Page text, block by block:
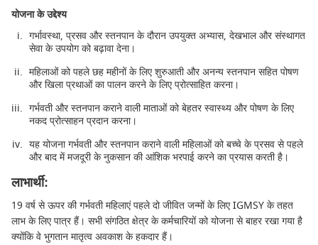
योजना के उद्देश्य
गर्भावस्था, प्रसव और स्तनपान के दौरान उपयुक्त अभ्यास, देखभाल और संस्थागत
सेवा के उपयोग को बढ़ावा देना।
महिलाओं को पहले छह महीनों के लिए शुरुआती और अनन्य स्तनपान सहित पोषण
और खिला प्रथाओं का पालन करने के लिए प्रोत्साहित करना।
गर्भवती और स्तनपान कराने वाली माताओं को बेहतर स्वास्थ्य और पोषण के लिए
नकद प्रोत्साहन प्रदान करना।
यह योजना गर्भवती और स्तनपान कराने वाली महिलाओं को बच्चे के प्रसव से पहले
और बाद में मजदूरी के नुकसान की आंशिक भरपाई करने का प्रयास करती है।
लाभार्थी:
19 वर्ष से ऊपर की गर्भवती महिलाएं पहले दो जीवित जन्मों के लिए IGMSY के तहत
लाभ के लिए पात्र हैं। सभी संगठित क्षेत्र के कर्मचारियों को योजना से बाहर रखा गया है
क्योंकि वे भुगतान मातृत्व अवकाश के हकदार हैं।